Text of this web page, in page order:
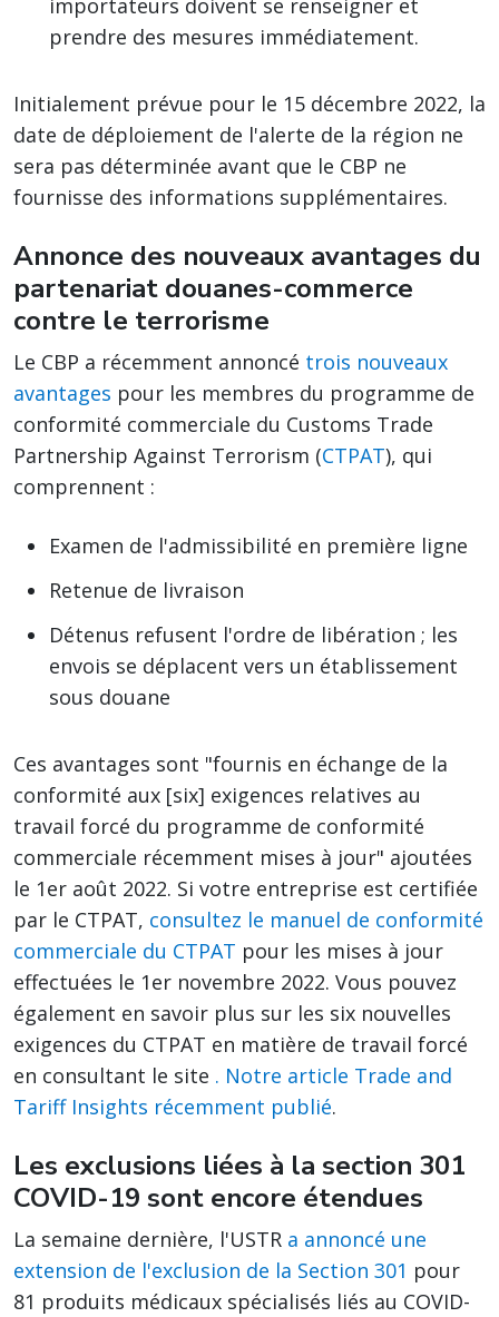
prendre des mesures immédiatement.
Initialement prévue pour le 15 décembre 2022, la
date de déploiement de l'alerte de la région ne
sera pas déterminée avant que le CBP ne
fournisse des informations supplémentaires.
Annonce des nouveaux avantages du
partenariat douanes-commerce
contre le terrorisme
Le CBP a récemment annoncé trois nouveaux
avantages pour les membres du programme de
conformité commerciale du Customs Trade
Partnership Against Terrorism (CTPAT), qui
comprennent :
Examen de l'admissibilité en première ligne
Retenue de livraison
Détenus refusent l'ordre de libération ; les
envois se déplacent vers un établissement
sous douane
Ces avantages sont "fournis en échange de la
conformité aux [six] exigences relatives au
travail forcé du programme de conformité
commerciale récemment mises à jour" ajoutées
le 1er août 2022. Si votre entreprise est certifiée
par le CTPAT, consultez le manuel de conformité
commerciale du CTPAT pour les mises à jour
effectuées le 1er novembre 2022. Vous pouvez
également en savoir plus sur les six nouvelles
exigences du CTPAT en matière de travail forcé
en consultant le site . Notre article Trade and
Tariff Insights récemment publié.
Les exclusions liées à la section 301
COVID-19 sont encore étendues
La semaine dernière, l'USTR a annoncé une
extension de l'exclusion de la Section 301 pour
81 produits médicaux spécialisés liés au COVID-